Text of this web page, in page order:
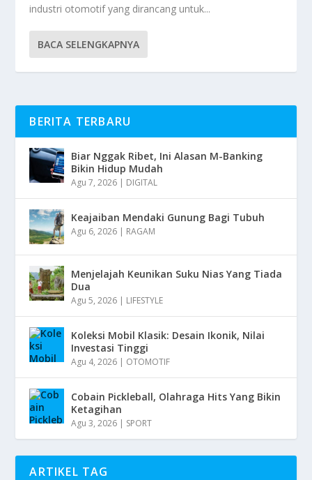
industri otomotif yang dirancang untuk...
BACA SELENGKAPNYA
BERITA TERBARU
Biar Nggak Ribet, Ini Alasan M-Banking
Bikin Hidup Mudah
Agu 7, 2026 | DIGITAL
Keajaiban Mendaki Gunung Bagi Tubuh
Agu 6, 2026 | RAGAM
Menjelajah Keunikan Suku Nias Yang Tiada
Dua
Agu 5, 2026 | LIFESTYLE
Koleksi Mobil Klasik: Desain Ikonik, Nilai
Investasi Tinggi
Agu 4, 2026 | OTOMOTIF
Cobain Pickleball, Olahraga Hits Yang Bikin
Ketagihan
Agu 3, 2026 | SPORT
ARTIKEL TAG